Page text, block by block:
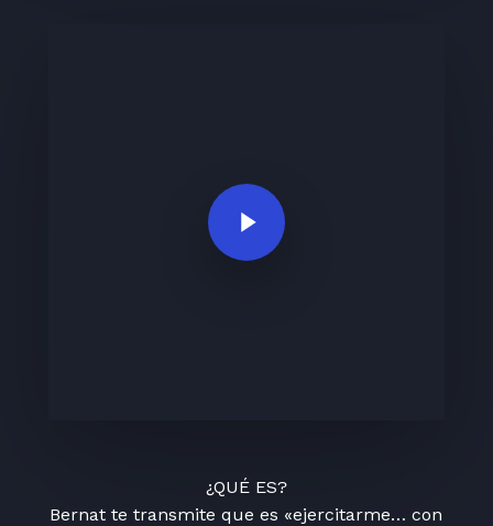
Play Video
¿QUÉ ES?
Bernat te transmite que es «ejercitarme… con